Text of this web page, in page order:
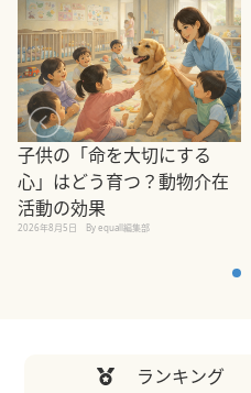
子供の「命を大切にする
心」はどう育つ？動物介在
活動の効果
2026年8月5日 By equall編集部
ランキング